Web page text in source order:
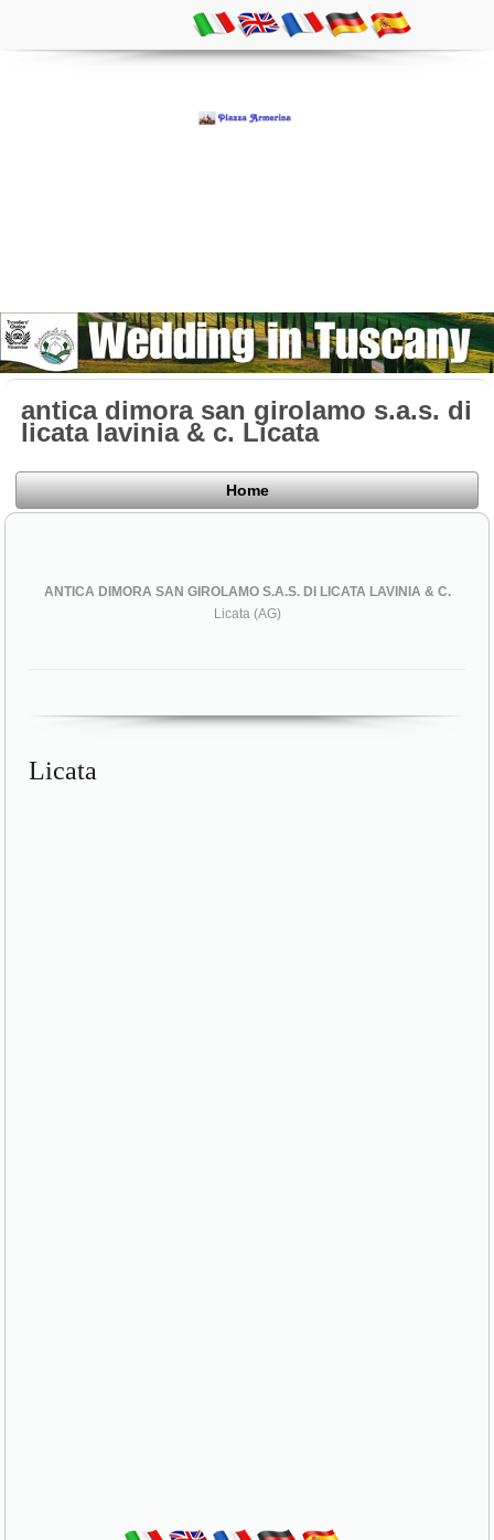
antica dimora san girolamo s.a.s. di
licata lavinia & c. Licata
Home
ANTICA DIMORA SAN GIROLAMO S.A.S. DI LICATA LAVINIA & C.
Licata (AG)
Licata